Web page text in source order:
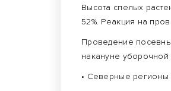
Высота спелых
52%. Реакция на
Проведение
накануне
• Северные регионы